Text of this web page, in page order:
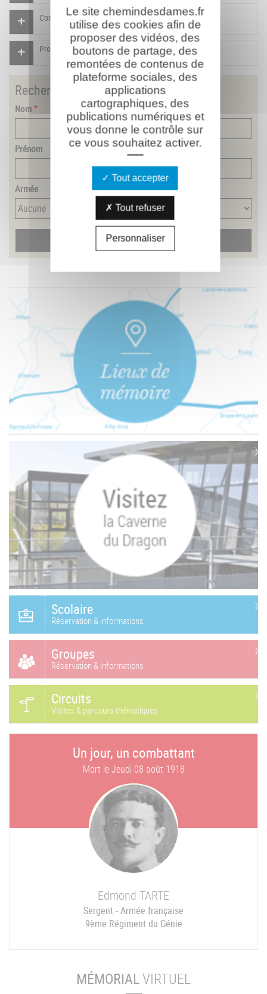
Compléter la fiche pour ce combattant
Proposer un document pour ce combattant
Rechercher un combattant
Nom
Prénom
Armée
Scolaire
Réservation & informations
Groupes
Réservation & informations
Circuits
Visites & parcours thématiques
Un jour, un combattant
Mort leJeudi 08 août 1918
Edmond TARTE
Sergent - Armée française
9ème Régiment du Génie
MÉMORIALVIRTUEL
Le site chemindesdames.fr
utilise des cookies afin de
proposer des vidéos, des
boutons de partage, des
remontées de contenus de
plateforme sociales, des
applications
cartographiques, des
publications numériques et
vous donne le contrôle sur
ce vous souhaitez activer.
Tout accepter
Tout refuser
Personnaliser